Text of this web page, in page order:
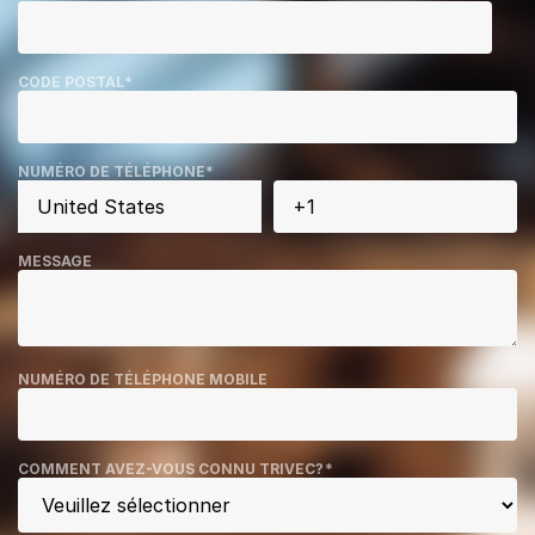
CODE POSTAL*
NUMÉRO DE TÉLÉPHONE*
MESSAGE
NUMÉRO DE TÉLÉPHONE MOBILE
COMMENT AVEZ-VOUS CONNU TRIVEC? *